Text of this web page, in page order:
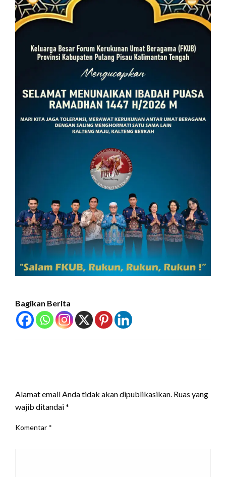
Bagikan Berita
Alamat email Anda tidak akan dipublikasikan. Ruas yang
wajib ditandai*
Komentar *